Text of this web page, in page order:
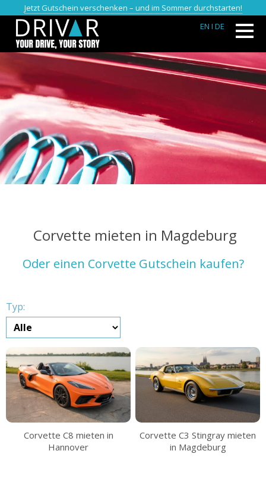
Jetzt Gutschein verschenken – und im Sommer durchstarten!
EN I DE
Corvette mieten in Magdeburg
Oder einen Corvette Gutschein kaufen?
Typ:
Corvette C8 mieten in
Hannover
Corvette C3 Stingray mieten
in Magdeburg